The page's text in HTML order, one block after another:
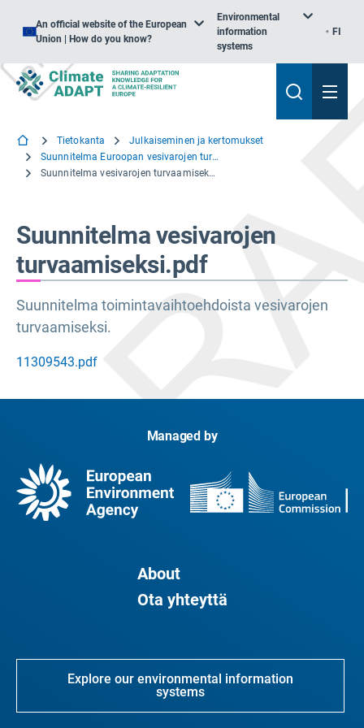
An official website of the European
Union | How do you know?
Environmental
information
systems
FI
Tietokanta
Julkaiseminen ja kertomukset
Suunnitelma Euroopan vesivarojen turvaamiseksi
Suunnitelma vesivarojen turvaamiseksi.pdf
Suunnitelma vesivarojen
turvaamiseksi.pdf
Suunnitelma toimintavaihtoehdoista vesivarojen
turvaamiseksi.
11309543.pdf
Managed by
About
Ota yhteyttä
Explore our environmental information
systems